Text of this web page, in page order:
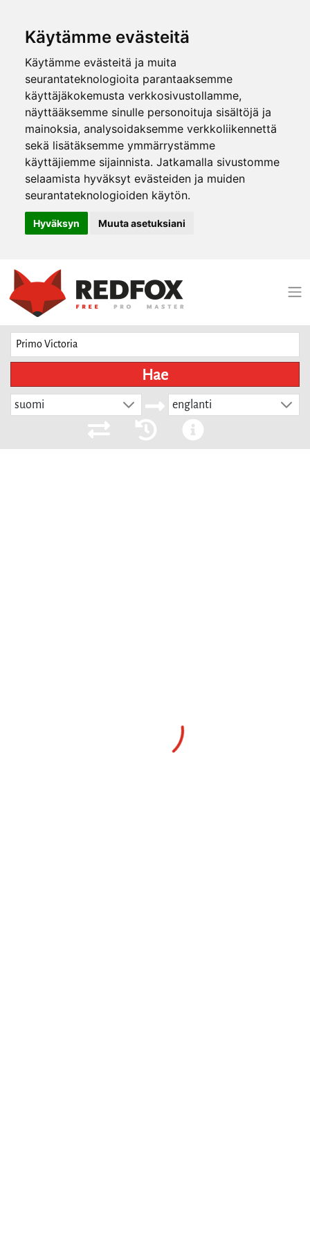
Käytämme evästeitä
Käytämme evästeitä ja muita
seurantateknologioita parantaaksemme
käyttäjäkokemusta verkkosivustollamme,
näyttääksemme sinulle personoituja sisältöjä ja
mainoksia, analysoidaksemme verkkoliikennettä
sekä lisätäksemme ymmärrystämme
käyttäjiemme sijainnista. Jatkamalla sivustomme
selaamista hyväksyt evästeiden ja muiden
seurantateknologioiden käytön.
Hyväksyn Muuta asetuksiani
Hae
suomi englanti